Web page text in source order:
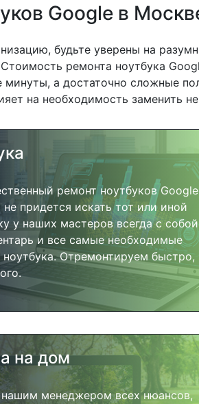
Google в
будьте уверены на
ремонта ноутбука
минуты, а достаточно сложные
на необходимость заменить
ремонт ноутбуков Google
придется искать тот или иной
у наших мастеров всегда с
и все самые необходимые
ноутбука. Отремонтируем быстро,
на дом
менеджером всех нюансов,